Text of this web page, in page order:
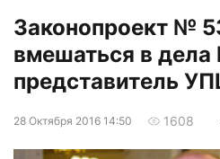
Законопроект №
вмешаться в дела
представитель
28 Октября 2016 14:50 1608